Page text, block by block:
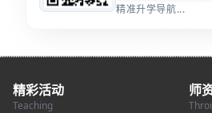
精准升学导航...
精彩活动
Teaching
师